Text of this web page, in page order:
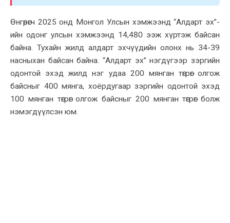
Өнгөрөгч 2025 онд Монгол Улсын хэмжээнд “Алдарт эх”-
ийн одонг улсын хэмжээнд 14,480 ээж хүртэж байсан
байна. Тухайн жилд алдарт эхчүүдийн олонх нь 34-39
насныхан байсан байна. “Алдарт эх” нэгдүгээр зэргийн
одонтой эхэд жилд нэг удаа 200 мянган төгрөг олгож
байсныг 400 мянга, хоёрдугаар зэргийн одонтой эхэд
100 мянган төгрөг олгож байсныг 200 мянган төгрөг болж
нэмэгдүүлсэн юм.